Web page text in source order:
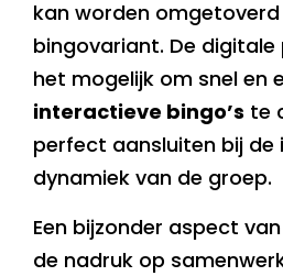
kan worden
bingovariant. De
het mogelijk om snel en
interactieve bingo’s te
perfect aansluiten bij de
dynamiek van de groep.
Een bijzonder aspect
de nadruk op